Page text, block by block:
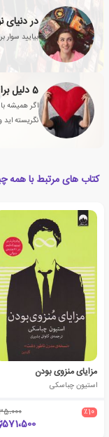
در
بیایید سوار
5 دلیل برای خواندن رمان‌های عاشقانه‌‌ و تأثیر آن بر زندگی
اگر همیشه
نگریسته اید
کتاب های مرتبط با همه
مزایای منزوی بودن
استیون چباسکی
٪10
571،500